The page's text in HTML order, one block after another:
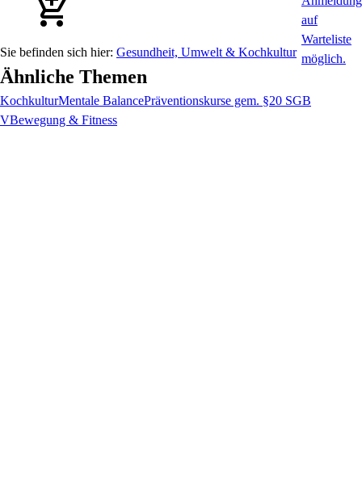
Gesundheit, Umwelt & Kochkultur
Ähnliche Themen
KochkulturMentale BalancePräventionskurse gem. §20 SGB
VBewegung & Fitness